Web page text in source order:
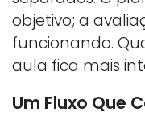
objetivo; a
funcionando.
aula fica mais
Um Fluxo Que